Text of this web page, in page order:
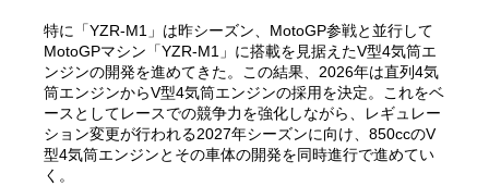
特に「YZR-M1」は昨シーズン、MotoGP参戦と並行して
MotoGPマシン「YZR-M1」に搭載を見据えたV型4気筒エ
ンジンの開発を進めてきた。この結果、2026年は直列4気
筒エンジンからV型4気筒エンジンの採用を決定。これをベ
ースとしてレースでの競争力を強化しながら、レギュレー
ション変更が行われる2027年シーズンに向け、850ccのV
型4気筒エンジンとその車体の開発を同時進行で進めてい
く。